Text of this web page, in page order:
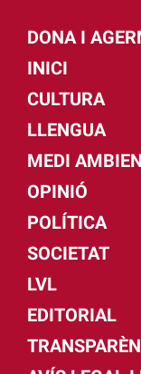
DONA I
INICI
CULTURA
LLENGUA
MEDI
OPINIÓ
POLÍTICA
SOCIETAT
LVL
EDITORIAL